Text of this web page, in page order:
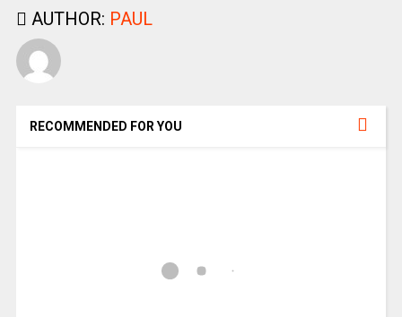
AUTHOR: PAUL
RECOMMENDED FOR YOU